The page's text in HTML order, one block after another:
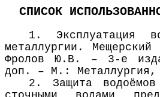
СПИСОК
1. Эксплуатация
металлургии.
Фролов Ю.В. – 3-е
доп. – М.:
2. Защита